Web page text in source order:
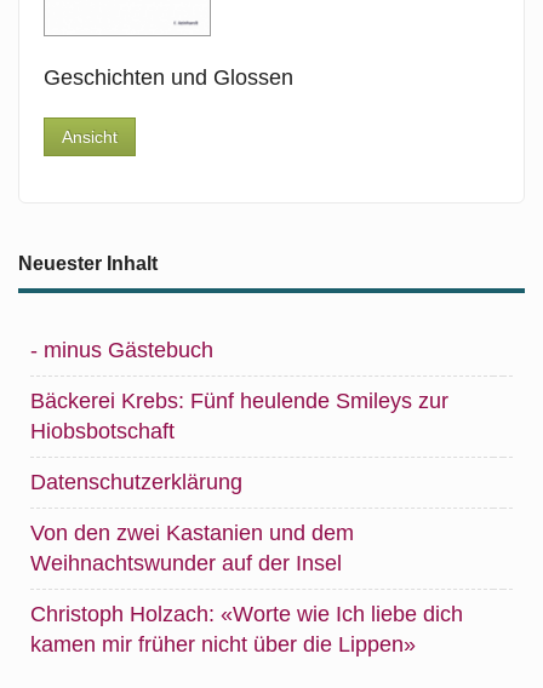
Geschichten und Glossen
Ansicht
Neuester Inhalt
- minus Gästebuch
Bäckerei Krebs: Fünf heulende Smileys zur
Hiobsbotschaft
Datenschutzerklärung
Von den zwei Kastanien und dem
Weihnachtswunder auf der Insel
Christoph Holzach: «Worte wie Ich liebe dich
kamen mir früher nicht über die Lippen»